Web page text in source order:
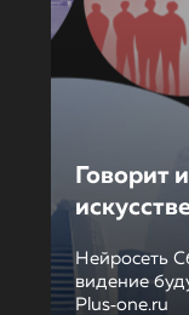
Говорит
Нейросеть
видение
Plus‑one.ru